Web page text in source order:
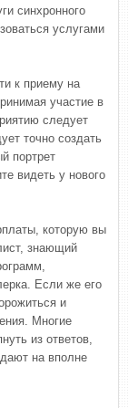
синхронного
услугами
к приему на
участие в
следует
точно создать
портрет
видеть у нового
которую вы
знающий
Если же его
и
Многие
из ответов,
на вполне